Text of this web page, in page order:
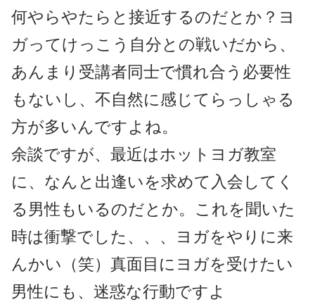
何やらやたらと接近するのだとか？ヨ
ガってけっこう自分との戦いだから、
あんまり受講者同士で慣れ合う必要性
もないし、不自然に感じてらっしゃる
方が多いんですよね。
余談ですが、最近はホットヨガ教室
に、なんと出逢いを求めて入会してく
る男性もいるのだとか。これを聞いた
時は衝撃でした、、、ヨガをやりに来
んかい（笑）真面目にヨガを受けたい
男性にも、迷惑な行動ですよ